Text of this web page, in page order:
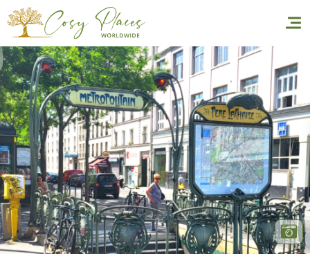
Inicio
Reservar una estancia
Nuestra colección mundial
World’s Best Hotels
Hacer que viajes
Estancia temática